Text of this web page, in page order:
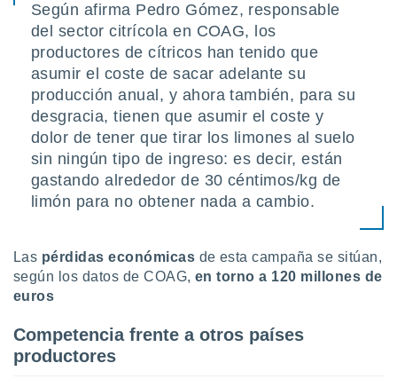
de
uso de
con el
mediante
publicidad
de
Según afirma Pedro Gómez, responsable
del sector citrícola en COAG, los
productores de cítricos han tenido que
asumir el coste de sacar adelante su
producción anual, y ahora también, para su
desgracia, tienen que asumir el coste y
dolor de tener que tirar los limones al suelo
sin ningún tipo de ingreso: es decir, están
gastando alrededor de 30 céntimos/kg de
limón para no obtener nada a cambio.
Las pérdidas económicas de esta campaña se sitúan,
según los datos de COAG, en torno a 120 millones de
euros
Competencia frente a otros países
productores